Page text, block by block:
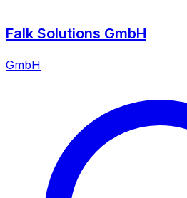
Falk Solutions GmbH
GmbH